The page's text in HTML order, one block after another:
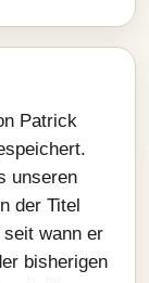
Patrick
unseren
der Titel
wann er
bisherigen